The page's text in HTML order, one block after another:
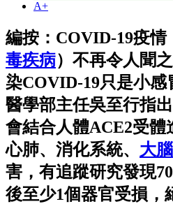
A+
編按：COVID-19疫情
毒疾病）不再令人聞
染COVID-19只是小感
醫學部主任吳至行指
會結合人體ACE2受體
心肺、消化系統、 大腦
害，有追蹤研究發現
後至少1個器官受損，